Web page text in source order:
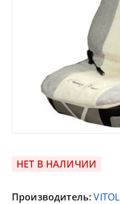
НЕТ В НАЛИЧИИ
Производитель:VITOL